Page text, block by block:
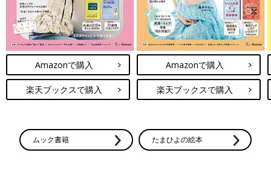
Amazonで購入
楽天ブックスで購入
Amazonで購入
楽天ブックスで購入
ムック書籍 たまひよの絵本